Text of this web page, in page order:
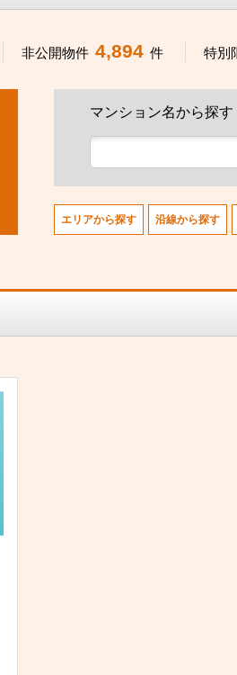
非公開物件 4,894 件 特別
マンション名から探す
エリアから探す 沿線から探す